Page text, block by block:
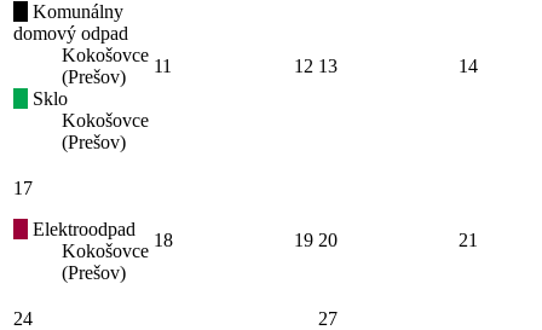
Komunálny
domový odpad
Kokošovce
(Prešov)
Sklo
Kokošovce
(Prešov)
11 12 13 14
17
Elektroodpad
Kokošovce
(Prešov)
18 19 20 21
24
27